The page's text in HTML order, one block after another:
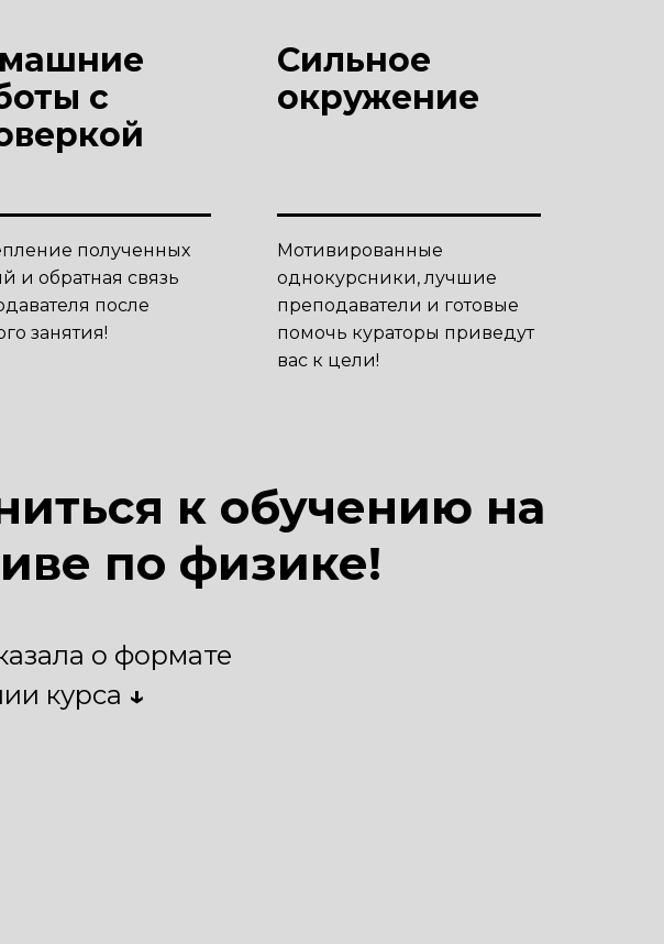
с
полученных
и обратная связь
после
занятия!
Сильное
окружение
Мотивированные
однокурсники, лучшие
преподаватели и готовые
помочь кураторы приведут
вас к цели!
к обучению на
по физике!
о формате
курса ↓